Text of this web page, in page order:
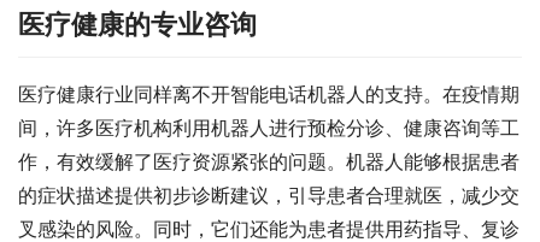
医疗健康的专业咨询
医疗健康行业同样离不开智能电话机器人的支持。在疫情期
间，许多医疗机构利用机器人进行预检分诊、健康咨询等工
作，有效缓解了医疗资源紧张的问题。机器人能够根据患者
的症状描述提供初步诊断建议，引导患者合理就医，减少交
叉感染的风险。同时，它们还能为患者提供用药指导、复诊